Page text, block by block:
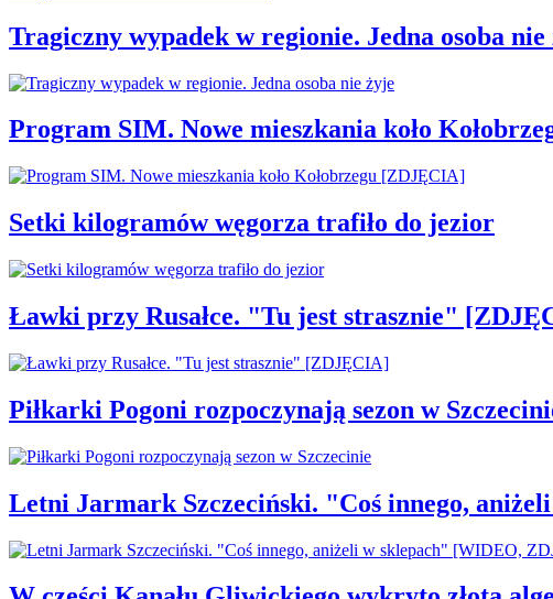
Tragiczny wypadek w regionie. Jedna osoba nie
Program SIM. Nowe mieszkania koło
Setki kilogramów węgorza trafiło do jezior
Ławki przy Rusałce. "Tu jest strasznie"
Piłkarki Pogoni rozpoczynają sezon w
Letni Jarmark Szczeciński. "Coś innego,